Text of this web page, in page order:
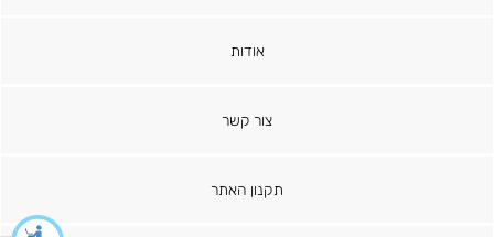
אודות
צור קשר
תקנון האתר